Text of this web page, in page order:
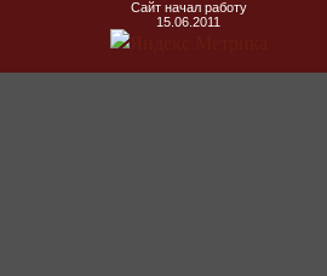
Сайт начал работу
15.06.2011